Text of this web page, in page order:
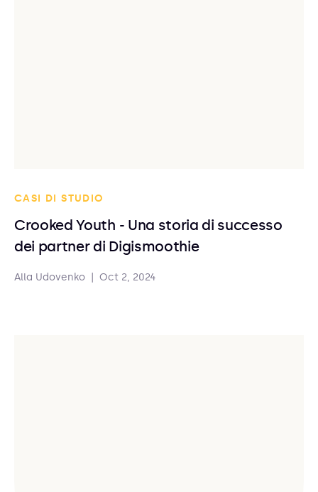
CASI DI STUDIO
Crooked Youth - Una storia di successo
dei partner di Digismoothie
Alla Udovenko Oct 2, 2024